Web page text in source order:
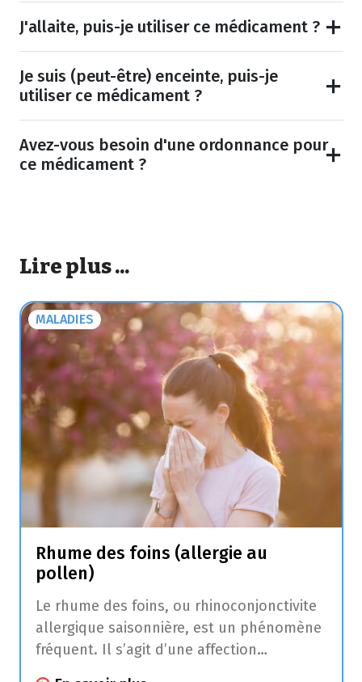
J'allaite, puis-je utiliser ce médicament ?
Je suis (peut-être) enceinte, puis-je
utiliser ce médicament ?
Avez-vous besoin d'une ordonnance pour
ce médicament ?
Lire plus ...
MALADIES
Rhume des foins (allergie au
pollen)
Le rhume des foins, ou rhinoconjonctivite
allergique saisonnière, est un phénomène
fréquent. Il s’agit d’une affection